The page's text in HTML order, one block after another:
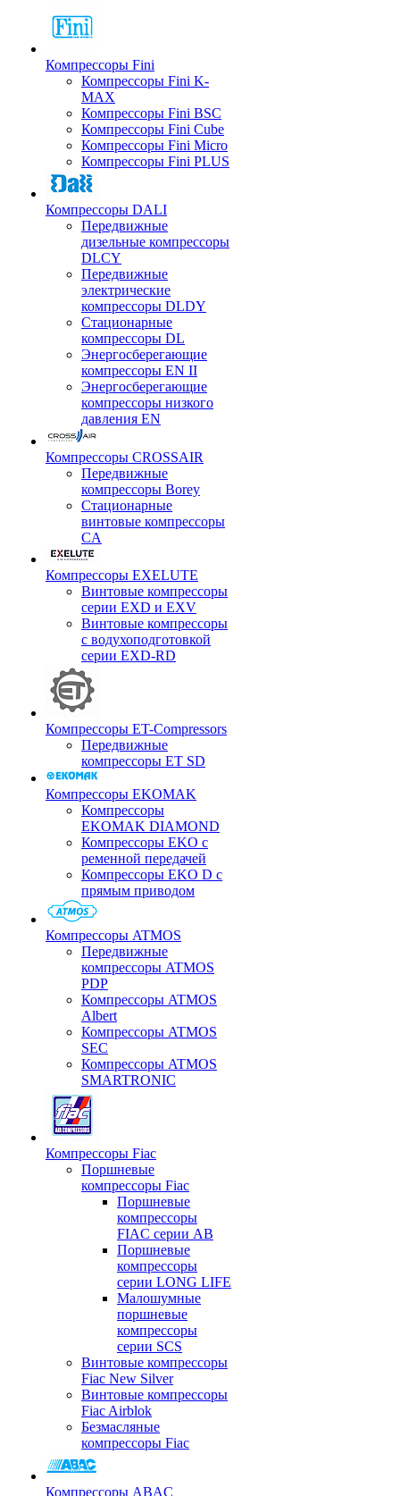
Компрессоры Fini
Компрессоры Fini K-
MAX
Компрессоры Fini BSC
Компрессоры Fini Cube
Компрессоры Fini Micro
Компрессоры Fini PLUS
Компрессоры DALI
Передвижные
дизельные компрессоры
DLCY
Передвижные
электрические
компрессоры DLDY
Стационарные
компрессоры DL
Энергосберегающие
компрессоры EN II
Энергосберегающие
компрессоры низкого
давления EN
Компрессоры CROSSAIR
Передвижные
компрессоры Borey
Стационарные
винтовые компрессоры
CA
Компрессоры EXELUTE
Винтовые компрессоры
серии EXD и EXV
Винтовые компрессоры
с водухоподготовкой
серии EXD-RD
Компрессоры ET-Compressors
Передвижные
компрессоры ET SD
Компрессоры EKOMAK
Компрессоры
EKOMAK DIAMOND
Компрессоры EKO c
ременной передачей
Компрессоры EKO D с
прямым приводом
Компрессоры ATMOS
Передвижные
компрессоры ATMOS
PDP
Компрессоры ATMOS
Albert
Компрессоры ATMOS
SEC
Компрессоры ATMOS
SMARTRONIC
Компрессоры Fiac
Поршневые
компрессоры Fiac
Поршневые
компрессоры
FIAC серии AB
Поршневые
компрессоры
серии LONG LIFE
Малошумные
поршневые
компрессоры
серии SCS
Винтовые компрессоры
Fiac New Silver
Винтовые компрессоры
Fiac Airblok
Безмасляные
компрессоры Fiac
Компрессоры ABAC